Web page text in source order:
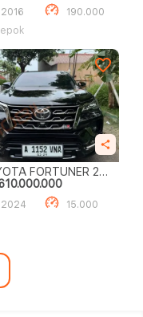
2016
190.000
FORTUNER 2.8
2024 15.000